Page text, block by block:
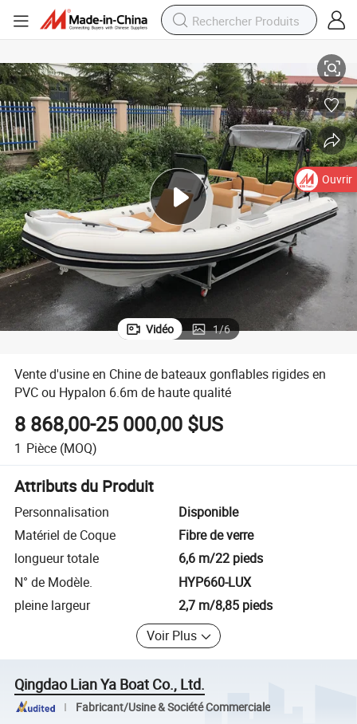
Vidéo 1/6
Vente d'usine en Chine de bateaux gonflables rigides en
PVC ou Hypalon 6.6m de haute qualité
8 868,00-25 000,00 $US
1 Pièce (MOQ)
Attributs du Produit
Personnalisation
Disponible
Matériel de Coque
Fibre de verre
longueur totale
6,6 m/22 pieds
N° de Modèle.
HYP660-LUX
pleine largeur
2,7 m/8,85 pieds
Voir Plus
Qingdao Lian Ya Boat Co., Ltd.
Fabricant/Usine & Société Commerciale
Ouvrir